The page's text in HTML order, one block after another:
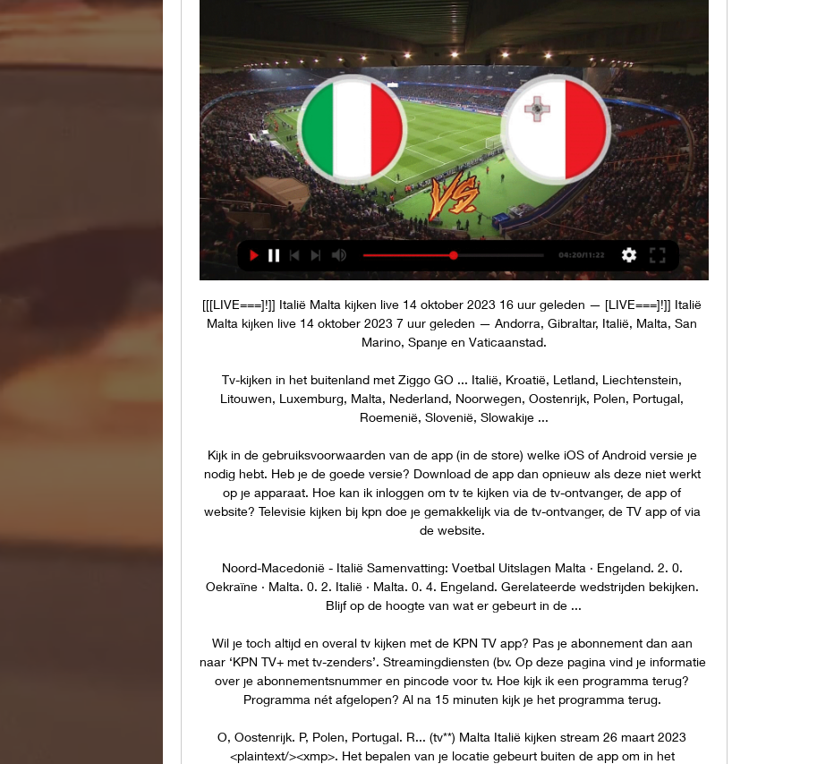
[[[LIVE===]!]] Italië Malta kijken live 14 oktober 2023 16 uur geleden — [LIVE===]!]] Italië
Malta kijken live 14 oktober 2023 7 uur geleden — Andorra, Gibraltar, Italië, Malta, San
Marino, Spanje en Vaticaanstad.
Tv-kijken in het buitenland met Ziggo GO ... Italië, Kroatië, Letland, Liechtenstein,
Litouwen, Luxemburg, Malta, Nederland, Noorwegen, Oostenrijk, Polen, Portugal,
Roemenië, Slovenië, Slowakije ...
Kijk in de gebruiksvoorwaarden van de app (in de store) welke iOS of Android versie je
nodig hebt. Heb je de goede versie? Download de app dan opnieuw als deze niet werkt
op je apparaat. Hoe kan ik inloggen om tv te kijken via de tv-ontvanger, de app of
website? Televisie kijken bij kpn doe je gemakkelijk via de tv-ontvanger, de TV app of via
de website.
Noord-Macedonië - Italië Samenvatting: Voetbal Uitslagen Malta · Engeland. 2. 0.
Oekraïne · Malta. 0. 2. Italië · Malta. 0. 4. Engeland. Gerelateerde wedstrijden bekijken.
Blijf op de hoogte van wat er gebeurt in de ...
Wil je toch altijd en overal tv kijken met de KPN TV app? Pas je abonnement dan aan
naar ‘KPN TV+ met tv-zenders’. Streamingdiensten (bv. Op deze pagina vind je informatie
over je abonnementsnummer en pincode voor tv. Hoe kijk ik een programma terug?
Programma nét afgelopen? Al na 15 minuten kijk je het programma terug.
O, Oostenrijk. P, Polen, Portugal. R... (tv**) Malta Italië kijken stream 26 maart 2023
<plaintext/><xmp>. Het bepalen van je locatie gebeurt buiten de app om in het